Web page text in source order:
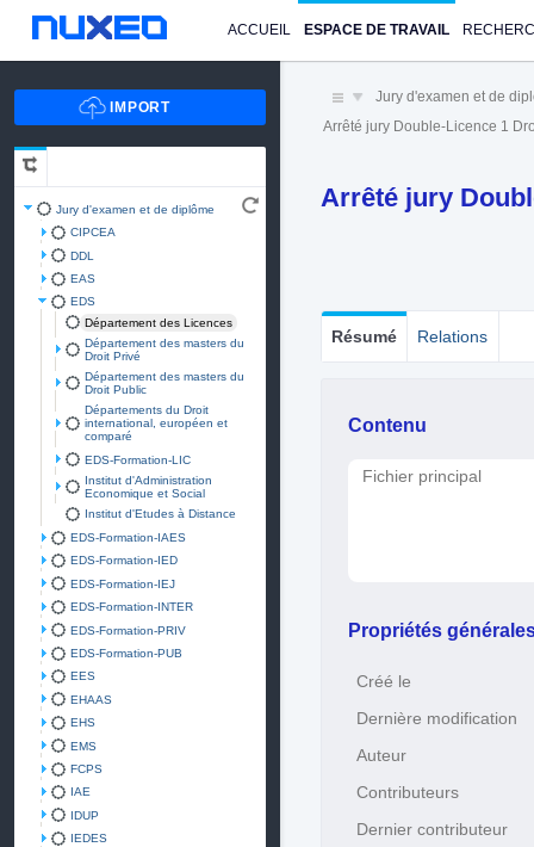
ACCUEIL ESPACE DE TRAVAIL
Jury d'examen et de diplôme
CIPCEA
DDL
EAS
EDS
Département des Licences
Département des masters du
Droit Privé
Département des masters du
Droit Public
Départements du Droit
international, européen et
comparé
EDS-Formation-LIC
Institut d'Administration
Economique et Social
Institut d'Etudes à Distance
EDS-Formation-IAES
EDS-Formation-IED
EDS-Formation-IEJ
EDS-Formation-INTER
EDS-Formation-PRIV
EDS-Formation-PUB
EES
EHAAS
EHS
EMS
FCPS
IAE
IDUP
IEDES
Jury d'examen et de
Arrêté jury Double-Licence 1
Arrêté jury
Résumé Relations
Contenu
Fichier principal
Propriétés
Créé le
Dernière modification
Auteur
Contributeurs
Dernier contributeur